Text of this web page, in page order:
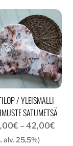
/ YLEISMALLI
SATUMETSÄ
€ – 42,00€
alv. 25,5%)